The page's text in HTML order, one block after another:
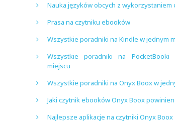
Nauka języków obcych z wykorzystaniem
Prasa na czytniku ebooków
Wszystkie poradniki na Kindle w jednym
Wszystkie poradniki na PocketBooki
miejscu
Wszystkie poradniki na Onyx Boox w
Jaki czytnik ebooków Onyx Boox
Najlepsze aplikacje na czytniki Onyx Boox